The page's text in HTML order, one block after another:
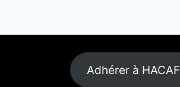
Adhérer à HACAF